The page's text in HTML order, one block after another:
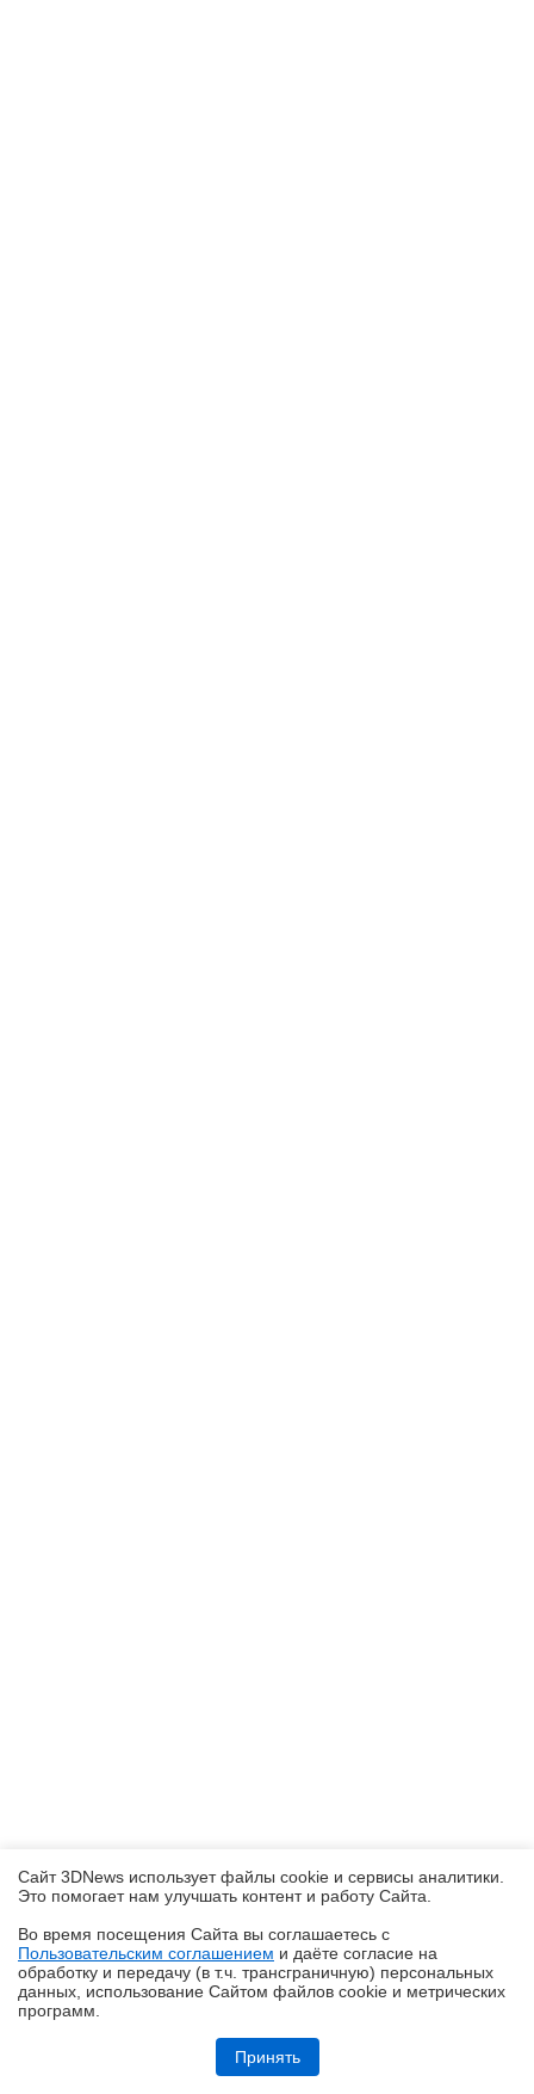
Обзор «малолитражного суперкомпьютера» MSI EdgeXpert MS-C931
Сайт 3DNews использует файлы cookie и сервисы аналитики.
Это помогает нам улучшать контент и работу Cайта.
Во время посещения Cайта вы соглашаетесь с
Пользовательским соглашением и даёте согласие на
обработку и передачу (в т.ч. трансграничную) персональных
данных, использование Cайтом файлов cookie и метрических
программ.
Принять